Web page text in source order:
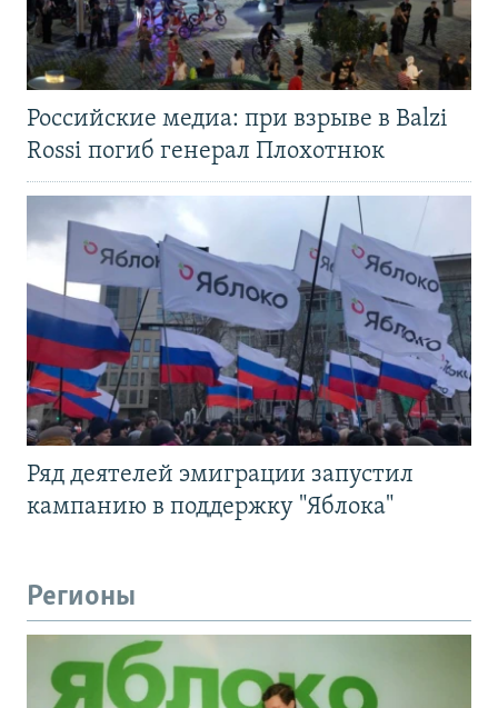
Российские медиа: при взрыве в Balzi
Rossi погиб генерал Плохотнюк
Ряд деятелей эмиграции запустил
кампанию в поддержку "Яблока"
Регионы